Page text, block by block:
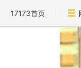
17173首页